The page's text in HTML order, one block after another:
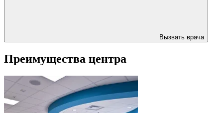
Вызвать врача
Преимущества центра